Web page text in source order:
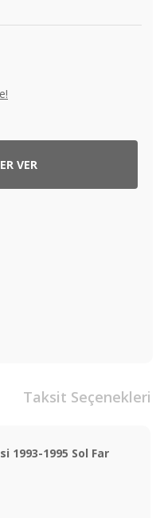
VER
Taksit Seçenekleri
1993-1995 Sol Far